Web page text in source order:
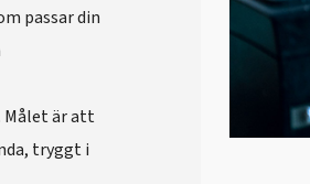
passar din
Målet är att
tryggt i